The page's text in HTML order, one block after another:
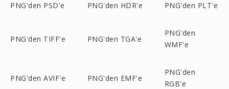
PNG'den PSD'e PNG'den HDR'e PNG'den PLT'e
PNG'den TIFF'e PNG'den TGA'e
PNG'den
WMF'e
PNG'den AVIF'e PNG'den EMF'e
PNG'den
RGB'e